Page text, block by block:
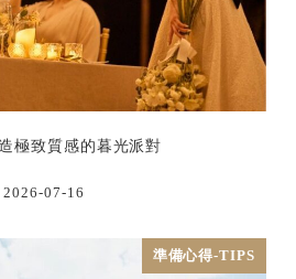
極致質感的暮光派對
2026-07-16
準備心得-TIPS